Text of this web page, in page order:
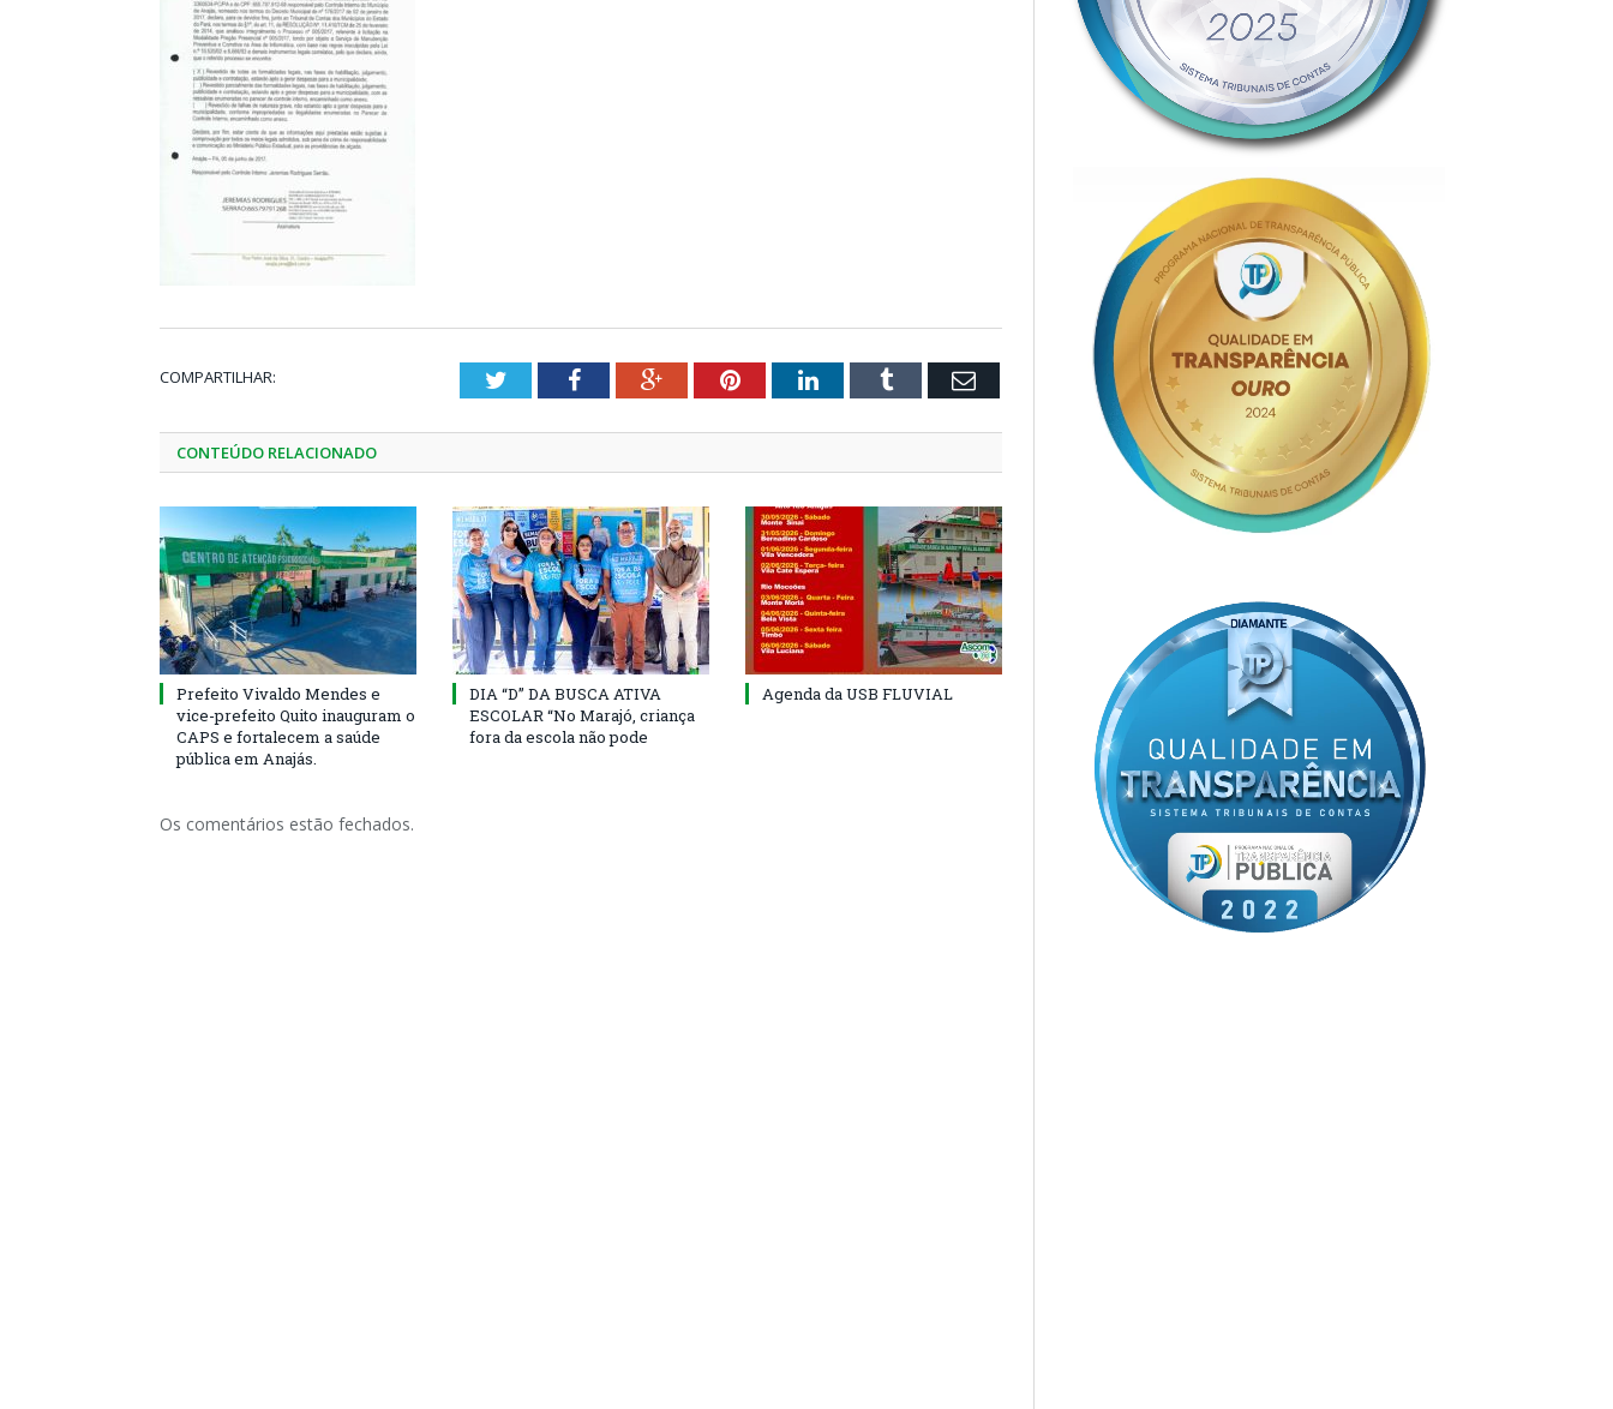
COMPARTILHAR: TwitterFacebookGoogle+PinterestLinkedInTumblr Email
CONTEÚDO RELACIONADO
Prefeito Vivaldo Mendes e
vice-prefeito Quito inauguram o
CAPS e fortalecem a saúde
pública em Anajás.
DIA “D” DA BUSCA ATIVA
ESCOLAR “No Marajó, criança
fora da escola não pode
Agenda da USB FLUVIAL
Os comentários estão fechados.